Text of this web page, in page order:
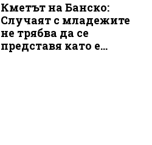
Кметът на Банско:
Случаят с младежите
не трябва да се
представя като е...